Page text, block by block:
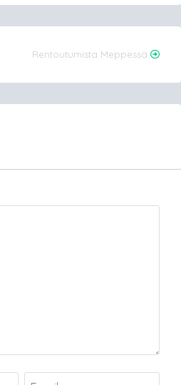
Rentoutumista Meppessä